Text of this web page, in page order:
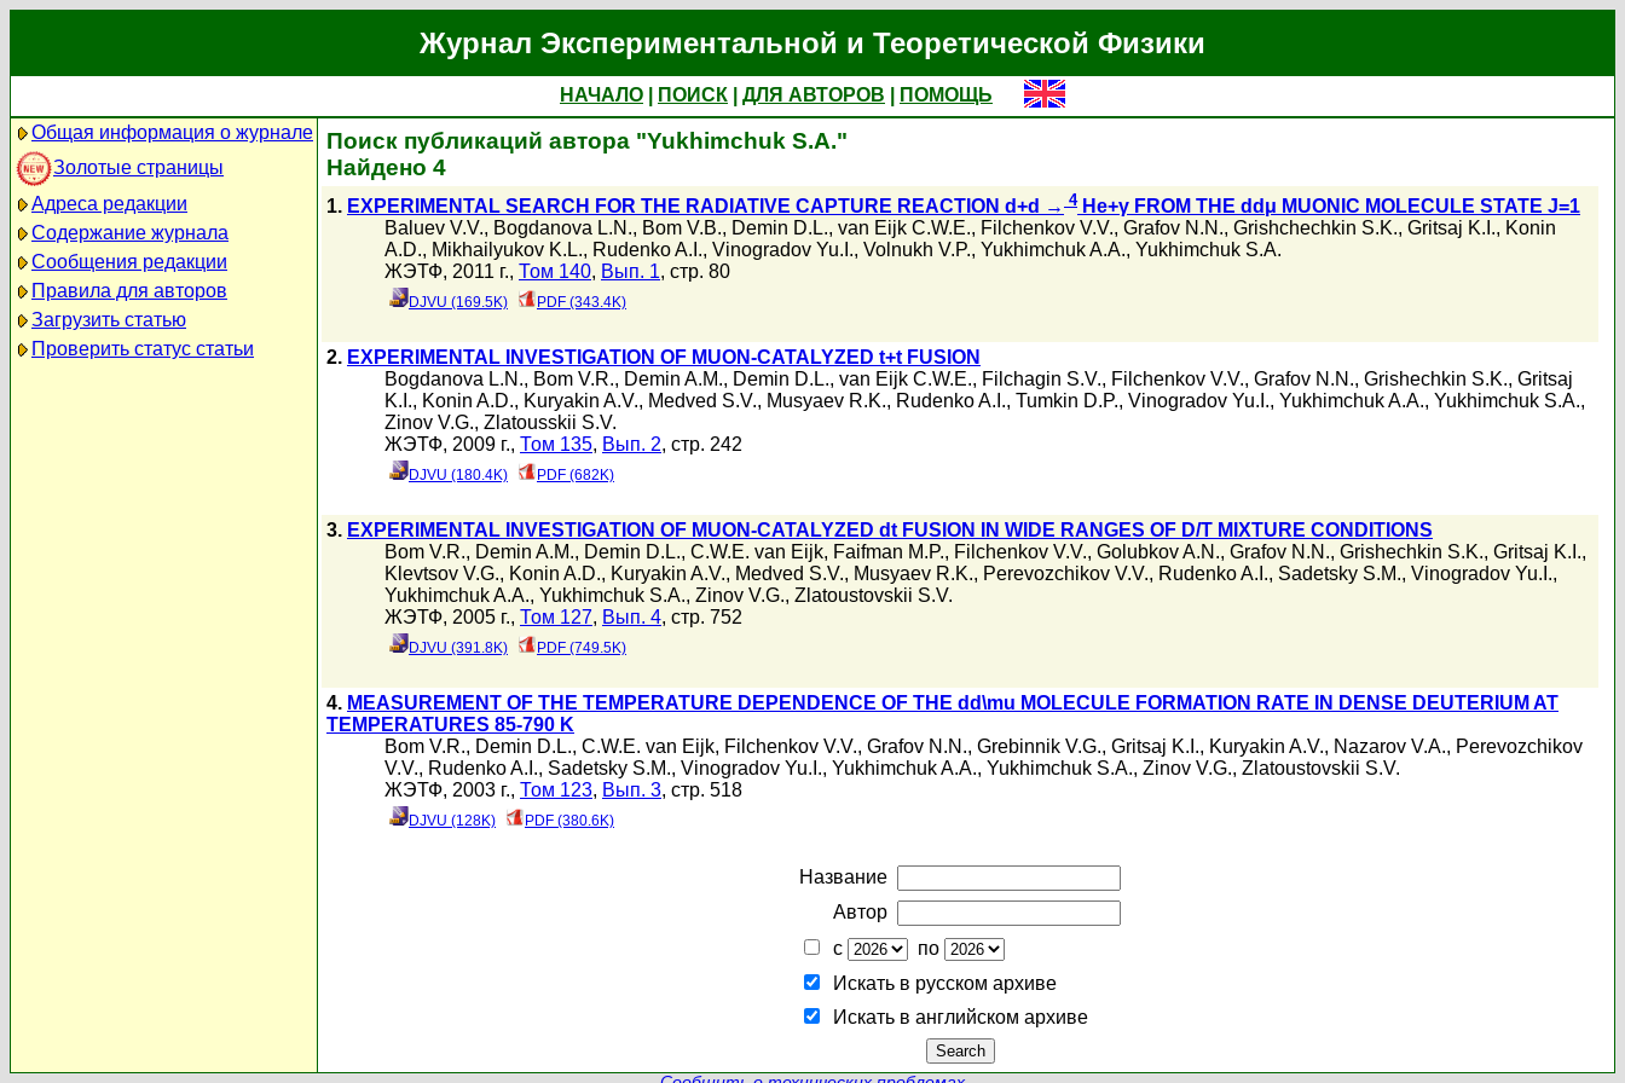
Журнал Экспериментальной и Теоретической Физики
НАЧАЛО ПОИСК ДЛЯ АВТОРОВ
ПОМОЩЬ
Общая информация о журнале
Золотые страницы
Адреса редакции
Содержание журнала
Сообщения редакции
Правила для авторов
Загрузить статью
Проверить статус статьи
Поиск публикаций автора "Yukhimchuk S.A."
Найдено 4
1. EXPERIMENTAL SEARCH FOR THE RADIATIVE CAPTURE REACTION d+d → 4He+γ FROM THE ddμ MUONIC MOLECULE STATE J=1
Baluev V.V., Bogdanova L.N., Bom V.B., Demin D.L., van Eijk C.W.E., Filchenkov V.V., Grafov N.N., Grishchechkin S.K., Gritsaj K.I., Konin
A.D., Mikhailyukov K.L., Rudenko A.I., Vinogradov Yu.I., Volnukh V.P., Yukhimchuk A.A., Yukhimchuk S.A.
ЖЭТФ, 2011 г., Том 140, Вып. 1, стр. 80
DJVU (169.5K) PDF (343.4K)
2. EXPERIMENTAL INVESTIGATION OF MUON-CATALYZED t+t FUSION
Bogdanova L.N., Bom V.R., Demin A.M., Demin D.L., van Eijk C.W.E., Filchagin S.V., Filchenkov V.V., Grafov N.N., Grishechkin S.K., Gritsaj
K.I., Konin A.D., Kuryakin A.V., Medved S.V., Musyaev R.K., Rudenko A.I., Tumkin D.P., Vinogradov Yu.I., Yukhimchuk A.A., Yukhimchuk S.A.,
Zinov V.G., Zlatousskii S.V.
ЖЭТФ, 2009 г., Том 135, Вып. 2, стр. 242
DJVU (180.4K) PDF (682K)
3. EXPERIMENTAL INVESTIGATION OF MUON-CATALYZED dt FUSION IN WIDE RANGES OF D/T MIXTURE CONDITIONS
Bom V.R., Demin A.M., Demin D.L., C.W.E. van Eijk, Faifman M.P., Filchenkov V.V., Golubkov A.N., Grafov N.N., Grishechkin S.K., Gritsaj K.I.,
Klevtsov V.G., Konin A.D., Kuryakin A.V., Medved S.V., Musyaev R.K., Perevozchikov V.V., Rudenko A.I., Sadetsky S.M., Vinogradov Yu.I.,
Yukhimchuk A.A., Yukhimchuk S.A., Zinov V.G., Zlatoustovskii S.V.
ЖЭТФ, 2005 г., Том 127, Вып. 4, стр. 752
DJVU (391.8K) PDF (749.5K)
4. MEASUREMENT OF THE TEMPERATURE DEPENDENCE OF THE dd\mu MOLECULE FORMATION RATE IN DENSE DEUTERIUM AT
TEMPERATURES 85-790 K
Bom V.R., Demin D.L., C.W.E. van Eijk, Filchenkov V.V., Grafov N.N., Grebinnik V.G., Gritsaj K.I., Kuryakin A.V., Nazarov V.A., Perevozchikov
V.V., Rudenko A.I., Sadetsky S.M., Vinogradov Yu.I., Yukhimchuk A.A., Yukhimchuk S.A., Zinov V.G., Zlatoustovskii S.V.
ЖЭТФ, 2003 г., Том 123, Вып. 3, стр. 518
DJVU (128K) PDF (380.6K)
Название
Автор
с
по
Искать в русском архиве
Искать в английском архиве